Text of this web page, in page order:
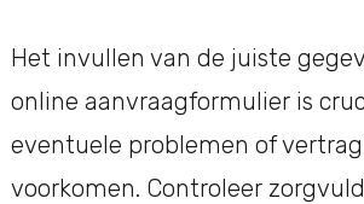
Het invullen van de juiste
online aanvraagformulier is
eventuele problemen of
voorkomen. Controleer